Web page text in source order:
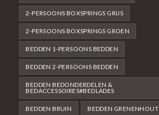
2-PERSOONS BOXSPRINGS GRIJS
2-PERSOONS BOXSPRINGS GROEN
BEDDEN 1-PERSOONS BEDDEN
BEDDEN 2-PERSOONS BEDDEN
BEDDEN BEDONDERDELEN &
BEDACCESSOIRES#BEDLADES
BEDDEN BRUIN BEDDEN GRENENHOUT